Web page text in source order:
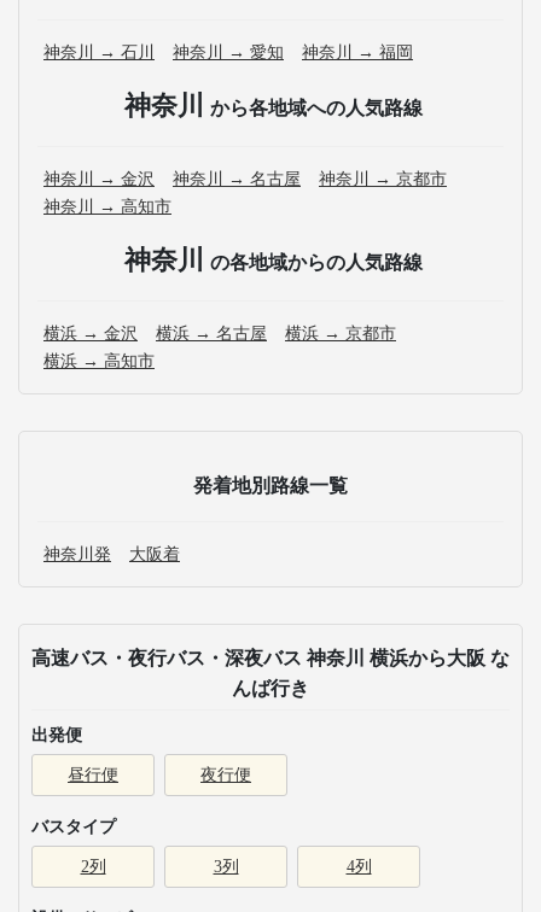
神奈川 → 石川 神奈川 → 愛知 神奈川 → 福岡
神奈川 から各地域への人気路線
神奈川 → 金沢 神奈川 → 名古屋
神奈川 → 京都市
神奈川 → 高知市
神奈川 の各地域からの人気路線
横浜 → 金沢 横浜 → 名古屋
横浜 → 京都市
横浜 → 高知市
発着地別路線一覧
神奈川発 大阪着
高速バス・夜行バス・深夜バス 神奈川 横浜から大阪 な
んば行き
出発便
昼行便 夜行便
バスタイプ
2列 3列 4列